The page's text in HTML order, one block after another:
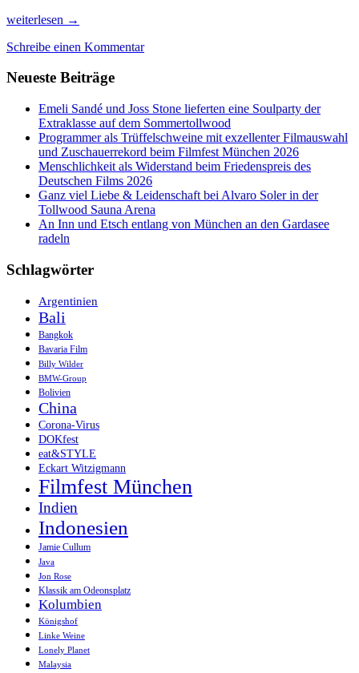
Feier-
&
pur
dem
Filmfest
München
weiterlesen →
Schreibe einen Kommentar
Neueste Beiträge
Emeli Sandé und Joss Stone lieferten eine Soulparty der
Extraklasse auf dem Sommertollwood
Programmer als Trüffelschweine mit exzellenter Filmauswahl
und Zuschauerrekord beim Filmfest München 2026
Menschlichkeit als Widerstand beim Friedenspreis des
Deutschen Films 2026
Ganz viel Liebe & Leidenschaft bei Alvaro Soler in der
Tollwood Sauna Arena
An Inn und Etsch entlang von München an den Gardasee
radeln
Schlagwörter
Argentinien
Bali
Bangkok
Bavaria Film
Billy Wilder
BMW-Group
Bolivien
China
Corona-Virus
DOKfest
eat&STYLE
Eckart Witzigmann
Filmfest München
Indien
Indonesien
Jamie Cullum
Java
Jon Rose
Klassik am Odeonsplatz
Kolumbien
Königshof
Linke Weine
Lonely Planet
Malaysia